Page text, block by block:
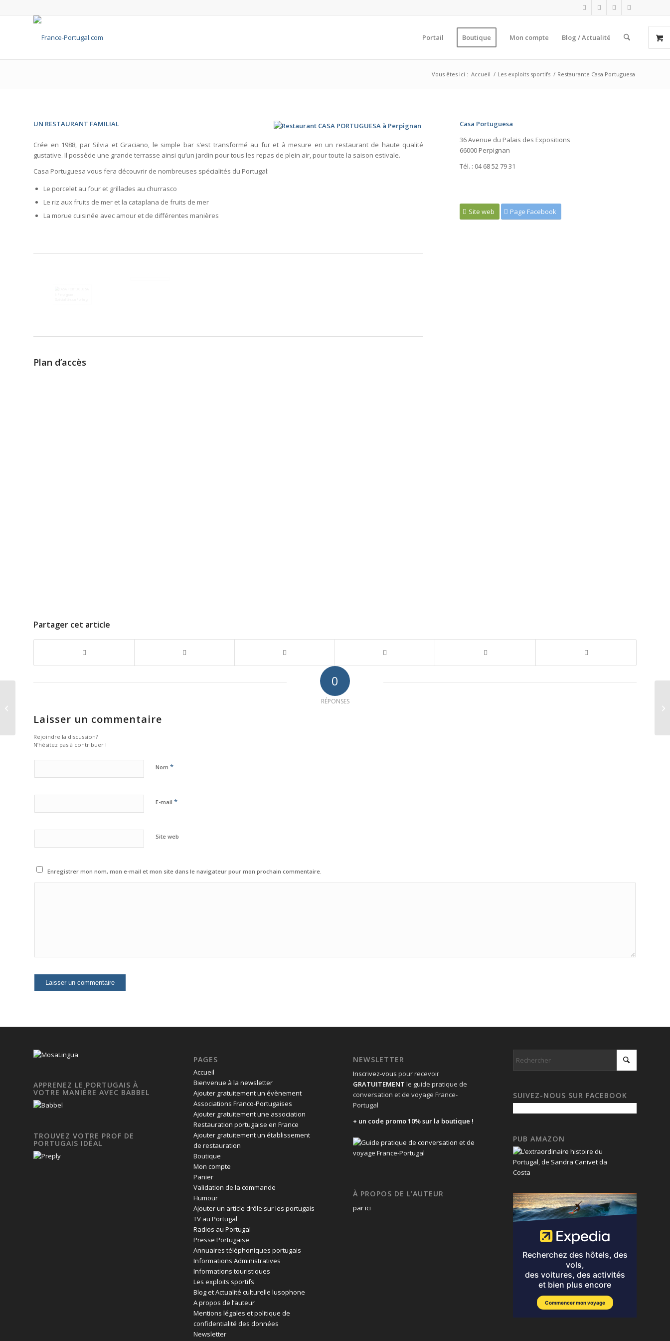
Portail Boutique Mon compte Blog / Actualité
Vous êtes ici : Accueil / Les exploits sportifs / Restaurante Casa Portuguesa
UN RESTAURANT FAMILIAL
Crée en 1988, par Silvia et Graciano, le simple bar s’est transformé au fur et à mesure en un restaurant de haute qualité
gustative. Il possède une grande terrasse ainsi qu’un jardin pour tous les repas de plein air, pour toute la saison estivale.
Casa Portuguesa vous fera découvrir de nombreuses spécialités du Portugal:
Le porcelet au four et grillades au churrasco
Le riz aux fruits de mer et la cataplana de fruits de mer
La morue cuisinée avec amour et de différentes manières
Plan d’accès
Casa Portuguesa
36 Avenue du Palais des Expositions
66000 Perpignan
Tél. : 04 68 52 79 31
Site web Page Facebook
Partager cet article
0
RÉPONSES
Laisser un commentaire
Rejoindre la discussion?
N’hésitez pas à contribuer !
Nom *
E-mail *
Site web
Enregistrer mon nom, mon e-mail et mon site dans le navigateur pour mon prochain commentaire.
APPRENEZ LE PORTUGAIS À
VOTRE MANIÈRE AVEC BABBEL
TROUVEZ VOTRE PROF DE
PORTUGAIS IDÉAL
PAGES
Accueil
Bienvenue à la newsletter
Ajouter gratuitement un évènement
Associations Franco-Portugaises
Ajouter gratuitement une association
Restauration portugaise en France
Ajouter gratuitement un établissement
de restauration
Boutique
Mon compte
Panier
Validation de la commande
Humour
Ajouter un article drôle sur les portugais
TV au Portugal
Radios au Portugal
Presse Portugaise
Annuaires téléphoniques portugais
Informations Administratives
Informations touristiques
Les exploits sportifs
Blog et Actualité culturelle lusophone
A propos de l’auteur
Mentions légales et politique de
confidentialité des données
Newsletter
NEWSLETTER
Inscrivez-vous pour recevoir
GRATUITEMENT le guide pratique de
conversation et de voyage France-
Portugal
+ un code promo 10% sur la boutique !
À PROPOS DE L’AUTEUR
par ici
SUIVEZ-NOUS SUR FACEBOOK
PUB AMAZON